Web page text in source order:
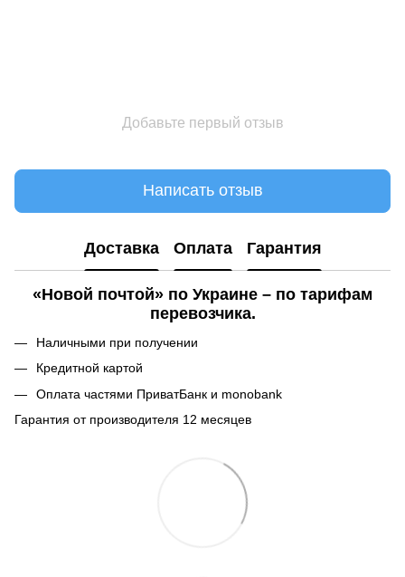
Добавьте первый отзыв
Написать отзыв
Доставка Оплата Гарантия
«Новой почтой» по Украине – по тарифам
перевозчика.
Наличными при получении
Кредитной картой
Оплата частями ПриватБанк и monobank
Гарантия от производителя 12 месяцев